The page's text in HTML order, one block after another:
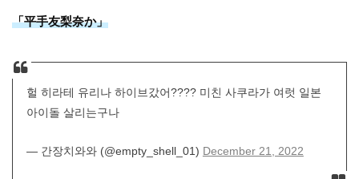
「平手友梨奈か」
헐 히라테 유리나 하이브갔어???? 미친 사쿠라가 여럿 일본
아이돌 살리는구나
— 간장치와와 (@empty_shell_01) December 21, 2022